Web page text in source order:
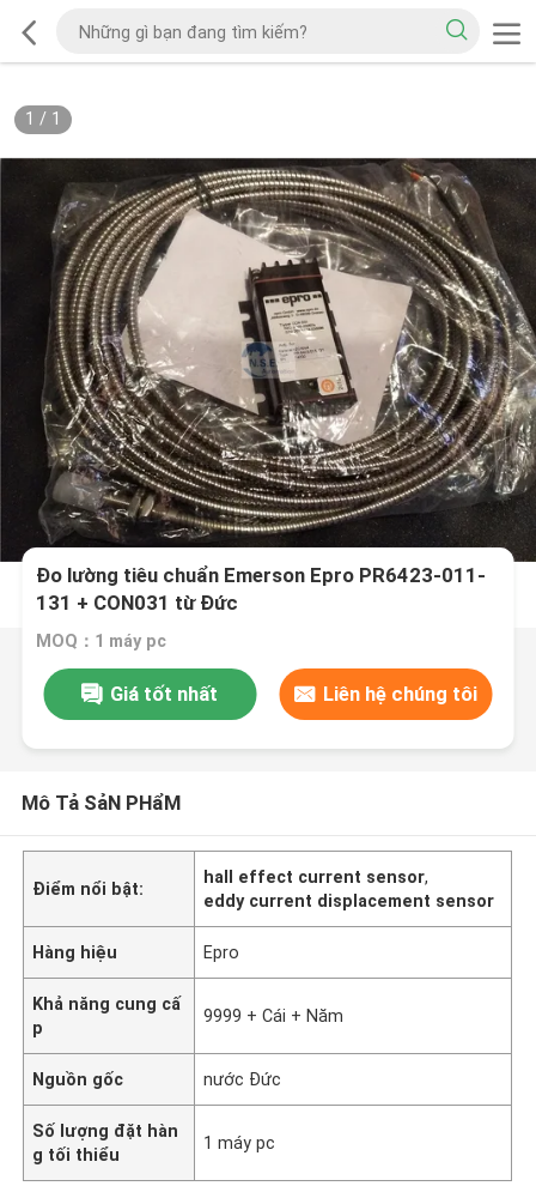
1 / 1
Đo lường tiêu chuẩn Emerson Epro PR6423-011-
131 + CON031 từ Đức
MOQ：1 máy pc
Giá tốt nhất Liên hệ chúng tôi
Mô Tả SảN PHẩM
Điểm nổi bật:
hall effect current sensor,
eddy current displacement sensor
Hàng hiệu Epro
Khả năng cung cấ
p
9999 + Cái + Năm
Nguồn gốc nước Đức
Số lượng đặt hàn
g tối thiểu
1 máy pc